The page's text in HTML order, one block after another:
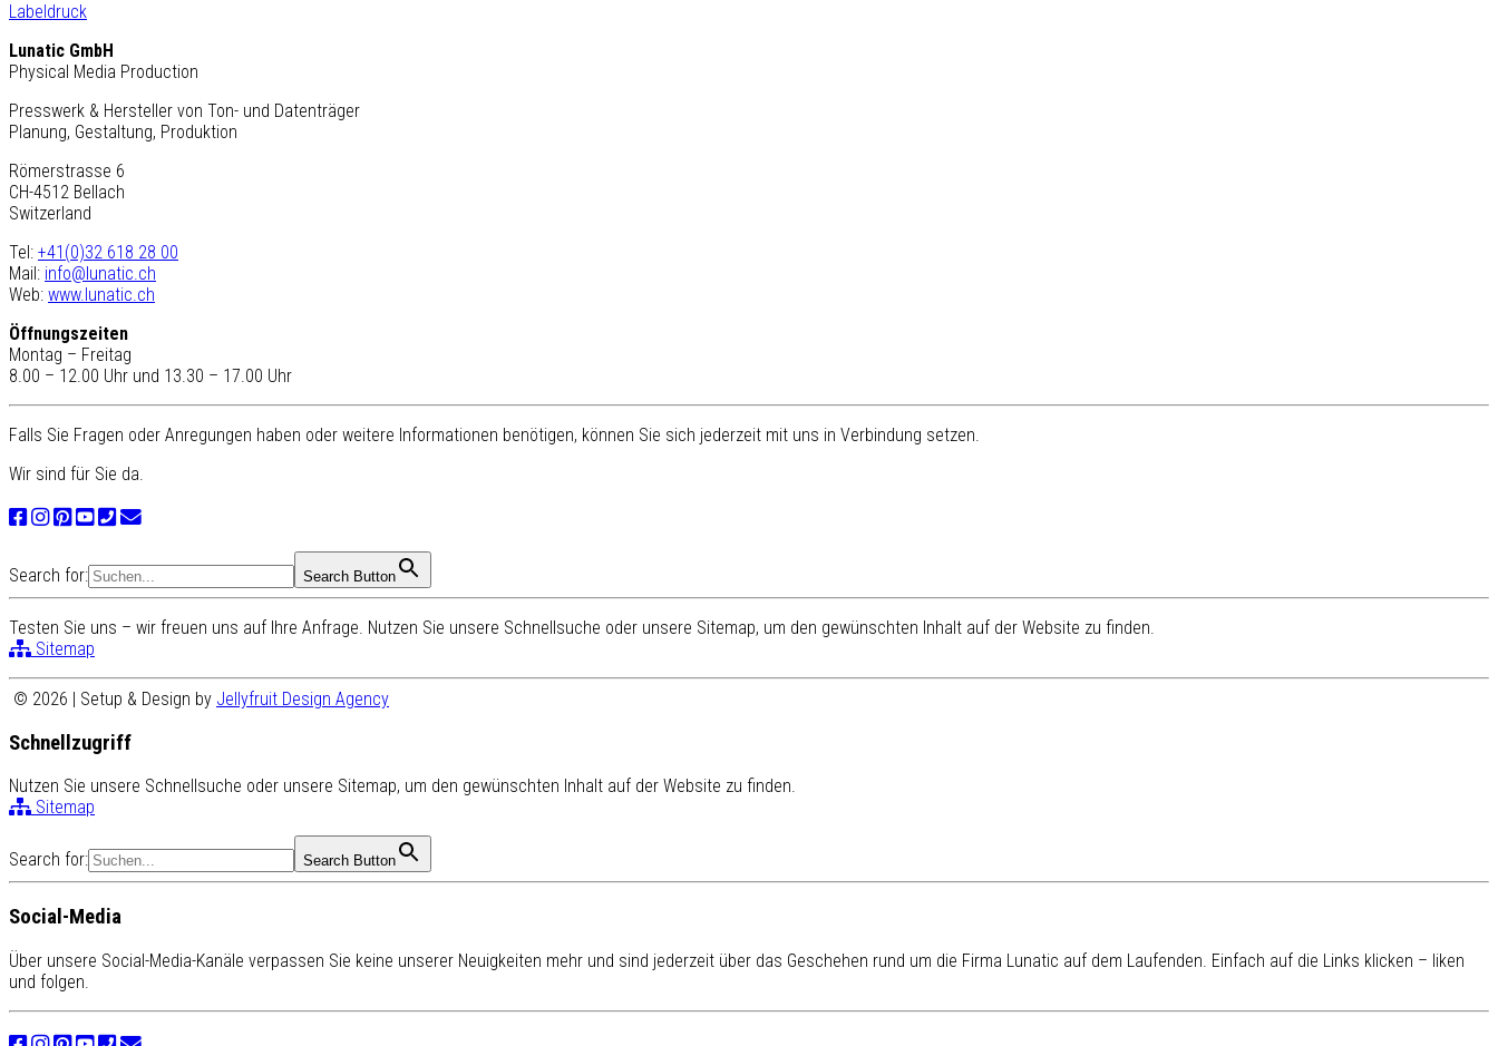
Labeldruck
Lunatic GmbH
Physical Media Production
Presswerk & Hersteller von Ton- und Datenträger
Planung, Gestaltung, Produktion
Römerstrasse 6
CH-4512 Bellach
Switzerland
Tel: +41(0)32 618 28 00
Mail: info@lunatic.ch
Web: www.lunatic.ch
Öffnungszeiten
Montag – Freitag
8.00 – 12.00 Uhr und 13.30 – 17.00 Uhr
Falls Sie Fragen oder Anregungen haben oder weitere Informationen benötigen, können Sie sich jederzeit mit uns in Verbindung setzen.
Wir sind für Sie da.
Search for: Search Button
Testen Sie uns – wir freuen uns auf Ihre Anfrage. Nutzen Sie unsere Schnellsuche oder unsere Sitemap, um den gewünschten Inhalt auf der Website zu finden.
Sitemap
© 2026 | Setup & Design by Jellyfruit Design Agency
Schnellzugriff
Nutzen Sie unsere Schnellsuche oder unsere Sitemap, um den gewünschten Inhalt auf der Website zu finden.
Sitemap
Search for: Search Button
Social-Media
Über unsere Social-Media-Kanäle verpassen Sie keine unserer Neuigkeiten mehr und sind jederzeit über das Geschehen rund um die Firma Lunatic auf dem Laufenden. Einfach auf die Links klicken – liken
und folgen.